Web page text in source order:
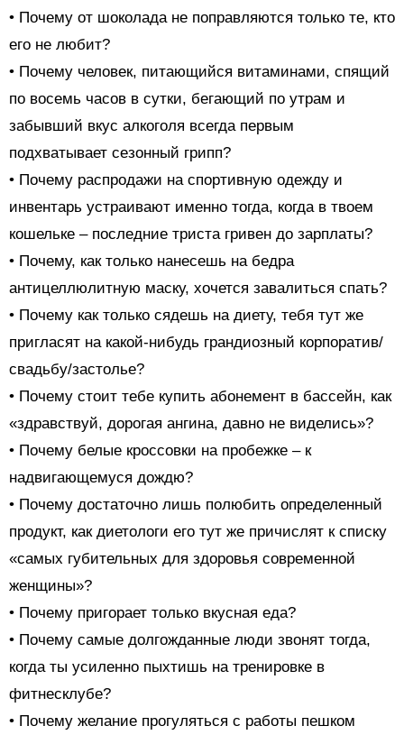
• Почему от шоколада не поправляются только те, кто
его не любит?
• Почему человек, питающийся витаминами, спящий
по восемь часов в сутки, бегающий по утрам и
забывший вкус алкоголя всегда первым
подхватывает сезонный грипп?
• Почему распродажи на спортивную одежду и
инвентарь устраивают именно тогда, когда в твоем
кошельке – последние триста гривен до зарплаты?
• Почему, как только нанесешь на бедра
антицеллюлитную маску, хочется завалиться спать?
• Почему как только сядешь на диету, тебя тут же
пригласят на какой-нибудь грандиозный корпоратив/
свадьбу/застолье?
• Почему стоит тебе купить абонемент в бассейн, как
«здравствуй, дорогая ангина, давно не виделись»?
• Почему белые кроссовки на пробежке – к
надвигающемуся дождю?
• Почему достаточно лишь полюбить определенный
продукт, как диетологи его тут же причислят к списку
«самых губительных для здоровья современной
женщины»?
• Почему пригорает только вкусная еда?
• Почему самые долгожданные люди звонят тогда,
когда ты усиленно пыхтишь на тренировке в
фитнесклубе?
• Почему желание прогуляться с работы пешком